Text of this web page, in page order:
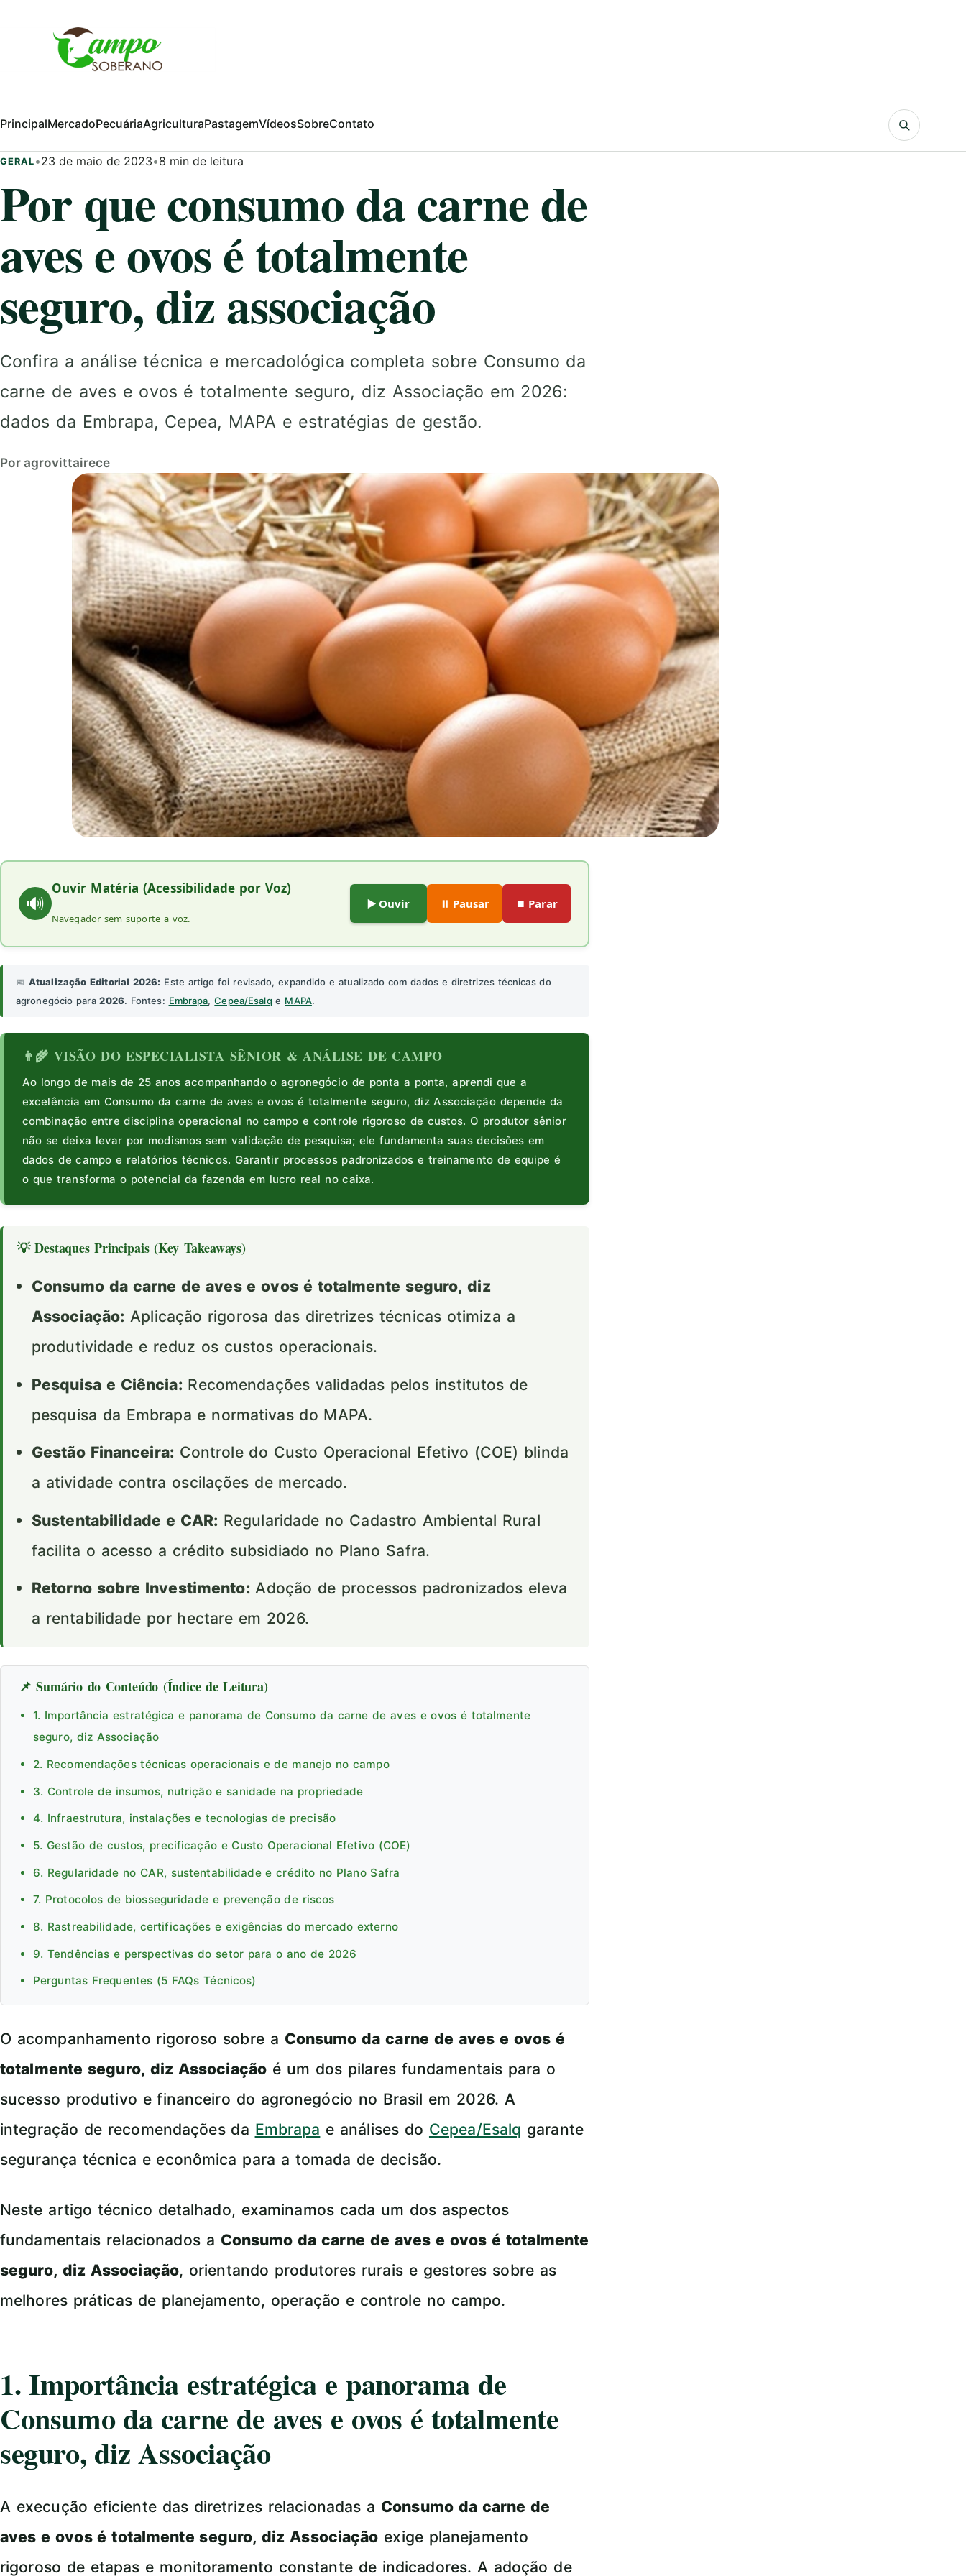
PrincipalMercadoPecuáriaAgriculturaPastagemVídeosSobreContato
GERAL •23 de maio de 2023•8 min de leitura
Por que consumo da carne de
aves e ovos é totalmente
seguro, diz associação
Confira a análise técnica e mercadológica completa sobre Consumo da
carne de aves e ovos é totalmente seguro, diz Associação em 2026:
dados da Embrapa, Cepea, MAPA e estratégias de gestão.
Por agrovittairece
🔊
Ouvir Matéria (Acessibilidade por Voz)
Navegador sem suporte a voz.
▶️ Ouvir ⏸️ Pausar ⏹️ Parar
📅 Atualização Editorial 2026: Este artigo foi revisado, expandido e atualizado com dados e diretrizes técnicas do
agronegócio para2026. Fontes: Embrapa,Cepea/Esalq e MAPA.
👨‍🌾 VISÃO DO ESPECIALISTA SÊNIOR & ANÁLISE DE CAMPO
Ao longo de mais de 25 anos acompanhando o agronegócio de ponta a ponta, aprendi que a
excelência em Consumo da carne de aves e ovos é totalmente seguro, diz Associação depende da
combinação entre disciplina operacional no campo e controle rigoroso de custos. O produtor sênior
não se deixa levar por modismos sem validação de pesquisa; ele fundamenta suas decisões em
dados de campo e relatórios técnicos. Garantir processos padronizados e treinamento de equipe é
o que transforma o potencial da fazenda em lucro real no caixa.
💡 Destaques Principais (Key Takeaways)
Consumo da carne de aves e ovos é totalmente seguro, diz
Associação: Aplicação rigorosa das diretrizes técnicas otimiza a
produtividade e reduz os custos operacionais.
Pesquisa e Ciência:Recomendações validadas pelos institutos de
pesquisa da Embrapa e normativas do MAPA.
Gestão Financeira:Controle do Custo Operacional Efetivo (COE) blinda
a atividade contra oscilações de mercado.
Sustentabilidade e CAR: Regularidade no Cadastro Ambiental Rural
facilita o acesso a crédito subsidiado no Plano Safra.
Retorno sobre Investimento:Adoção de processos padronizados eleva
a rentabilidade por hectare em 2026.
📌 Sumário do Conteúdo (Índice de Leitura)
1. Importância estratégica e panorama de Consumo da carne de aves e ovos é totalmente
seguro, diz Associação
2. Recomendações técnicas operacionais e de manejo no campo
3. Controle de insumos, nutrição e sanidade na propriedade
4. Infraestrutura, instalações e tecnologias de precisão
5. Gestão de custos, precificação e Custo Operacional Efetivo (COE)
6. Regularidade no CAR, sustentabilidade e crédito no Plano Safra
7. Protocolos de biosseguridade e prevenção de riscos
8. Rastreabilidade, certificações e exigências do mercado externo
9. Tendências e perspectivas do setor para o ano de 2026
Perguntas Frequentes (5 FAQs Técnicos)
O acompanhamento rigoroso sobre a Consumo da carne de aves e ovos é
totalmente seguro, diz Associação é um dos pilares fundamentais para o
sucesso produtivo e financeiro do agronegócio no Brasil em 2026. A
integração de recomendações da Embrapa e análises do Cepea/Esalq garante
segurança técnica e econômica para a tomada de decisão.
Neste artigo técnico detalhado, examinamos cada um dos aspectos
fundamentais relacionados a Consumo da carne de aves e ovos é totalmente
seguro, diz Associação, orientando produtores rurais e gestores sobre as
melhores práticas de planejamento, operação e controle no campo.
1. Importância estratégica e panorama de
Consumo da carne de aves e ovos é totalmente
seguro, diz Associação
A execução eficiente das diretrizes relacionadas a Consumo da carne de
aves e ovos é totalmente seguro, diz Associação exige planejamento
rigoroso de etapas e monitoramento constante de indicadores. A adoção de